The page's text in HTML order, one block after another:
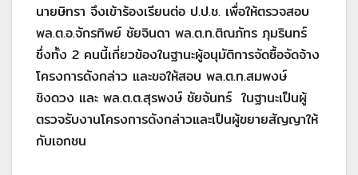
นายษิทรา จึงเข้าร้องเรียนต่อ ป.ป.ช. เพื่อให้ตรวจสอบ
พล.ต.อ.จักรทิพย์ ชัยจินดา พล.ต.ท.ติณภัทร ภุมรินทร์
ซึ่งทั้ง 2 คนนี้เกี่ยวข้องในฐานะผู้อนุมัติการจัดซื้อจัดจ้าง
โครงการดังกล่าว และขอให้สอบ พล.ต.ท.สมพงษ์
ชิงดวง และ พล.ต.ต.สุรพงษ์ ชัยจันทร์ ในฐานะเป็นผู้
ตรวจรับงานโครงการดังกล่าวและเป็นผู้ขยายสัญญาให้
กับเอกชน